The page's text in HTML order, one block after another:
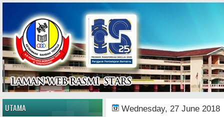
Home
Wednesday, 27 June 2018
UTAMA